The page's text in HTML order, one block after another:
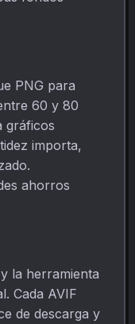
PNG para
60 y 80
gráficos
importa,
ahorros
la herramienta
Cada AVIF
de descarga y